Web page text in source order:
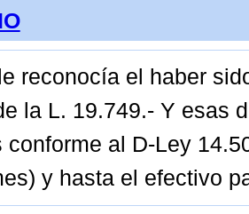
reconocía el haber
la L. 19.749.- Y esas
conforme al D-Ley
y hasta el efectivo